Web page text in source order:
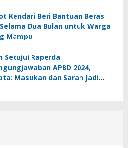
Kendari Beri Bantuan Beras
Dua Bulan untuk Warga
Mampu
Setujui Raperda
APBD 2024,
Masukan dan Saran Jadi